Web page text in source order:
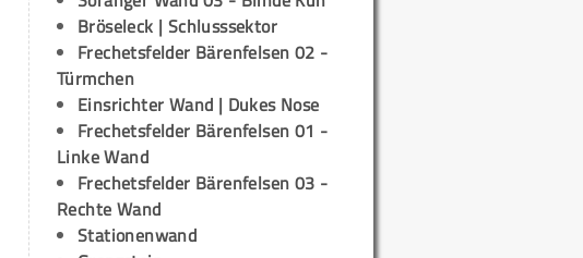
Bröseleck | Schlusssektor
Frechetsfelder Bärenfelsen 02 -
Türmchen
Einsrichter Wand | Dukes Nose
Frechetsfelder Bärenfelsen 01 -
Linke Wand
Frechetsfelder Bärenfelsen 03 -
Rechte Wand
Stationenwand